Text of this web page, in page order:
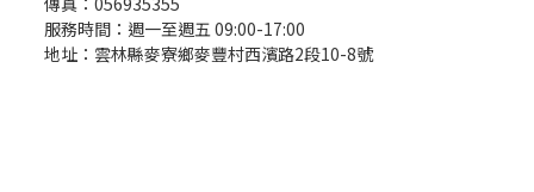
服務時間：週一至週五 09:00-17:00
地址：雲林縣麥寮鄉麥豐村西濱路2段10-8號